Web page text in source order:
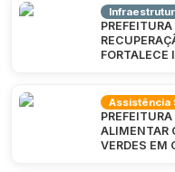
FORTALECE
Assistência
ALIMENTAR
VERDES EM